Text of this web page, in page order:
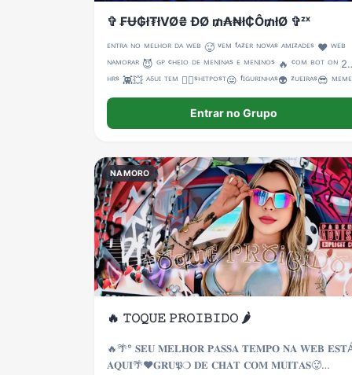
✞ ₣Ʉ₲ł₮łVØ₴ ĐØ ₥₳₦ł₵Ô₥łØ ✞ᶻˣ
ᴱᴺᵀᴿᴬ ᴺᴼ ᴹᴱᴸᴴᴼᴿ ᴰᴬ ᵂᴱᴮ 🥵 ᵛᴱᴹ ᶠᴬᶻᴱᴿ ᴺᴼᵛᴬˢ ᴬᴹᴵᶻᴬᴰᴱˢ ❤️ ᵂᴱᴮ
ᴺᴬᴹᴼᴿᴬᴿ 😈 ᴳᴾ ᶜᴴᴱᴵᴼ ᴰᴱ ᴹᴱᴺᴵᴺᴬˢ ᴱ ᴹᴱᴺᴵᴺᴼˢ 🔥 ᶜᴼᴹ ᴮᴼᵀ ᴼᴺ 24
ᴴᴿˢ 👾💥 ᴬᵟᵁᴵ ᵀᴱᴹ 👉🏻ˢᴴᴵᵀᴾᴼˢᵀ😜 ᶠᴵᴳᵁᴿᴵᴺᴴᴬˢ👽 ᶻᵁᴱᴵᴿᴬˢ😎
💨 ᴶá ᴱᴺᵀᴿᴬ ˢᴱ ᴬᴾᴿᴱˢᴱᴺᵀᴬᴺᴰᴼ 💫🌚
Entrar no Grupo
NAMORO
🔥 𝚃𝙾𝚀𝚄𝙴 𝙿𝚁𝙾𝙸𝙱𝙸𝙳𝙾 🌶️
🔥🌴° 𝐒𝐄𝐔 𝐌𝐄𝐋𝐇𝐎𝐑 𝐏𝐀𝐒𝐒𝐀 𝐓𝐄𝐌𝐏𝐎 𝐍𝐀 𝐖𝐄𝐁
𝐀𝐐𝐔𝐈🌴❤️𝐆𝐑𝐔𝕻❍ 𝐃𝐄 𝐂𝐇𝐀𝐓 𝐂𝐎𝐌 𝐌𝐔𝐈𝐓𝐀𝐒🥵